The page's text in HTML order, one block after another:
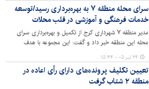
سرای محله منطقه ۷ به بهره‌برداری رسید/توسعه
خدمات فرهنگی و آموزشی در قلب محلات
مدیر منطقه ۷ شهرداری کرج از تکمیل و بهره‌برداری سرای
محله این منطقه خبر داد و گفت: این مجموعه با هدف
گسترش فعالیت‌های فرهنگی، آموزشی و اجتماعی و افزایش
دسترسی شهروندان به خدمات محله‌محور، آماده ارائه خدمات
به شهروندان است.
۲۴ تیر ۰۵ - ۱۵:۴۴
تعیین تکلیف پرونده‌های دارای رأی اعاده در
منطقه ۲ شتاب گرفت